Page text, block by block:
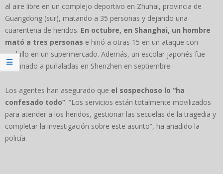
al aire libre en un complejo deportivo en Zhuhai, provincia de
Guangdong (sur), matando a 35 personas y dejando una
cuarentena de heridos. En octubre, en Shanghai, un hombre
mató a tres personas e hirió a otras 15 en un ataque con
cuchillo en un supermercado. Además, un escolar japonés fue
asesinado a puñaladas en Shenzhen en septiembre.
Los agentes han asegurado que el sospechoso lo “ha
confesado todo”. “Los servicios están totalmente movilizados
para atender a los heridos, gestionar las secuelas de la tragedia y
completar la investigación sobre este asunto”, ha añadido la
policía.